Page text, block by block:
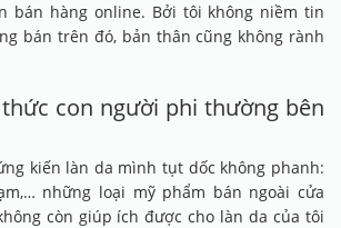
bán hàng online. Bởi tôi không niềm tin
bán trên đó, bản thân cũng không rành
con người phi thường bên
kiến làn da mình tụt dốc không phanh:
những loại mỹ phẩm bán ngoài cửa
còn giúp ích được cho làn da của tôi